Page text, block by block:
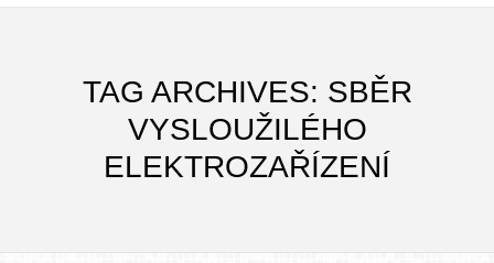
TAG ARCHIVES: SBĚR
VYSLOUŽILÉHO
ELEKTROZAŘÍZENÍ